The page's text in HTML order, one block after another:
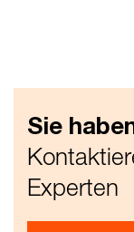
Sie
Experten